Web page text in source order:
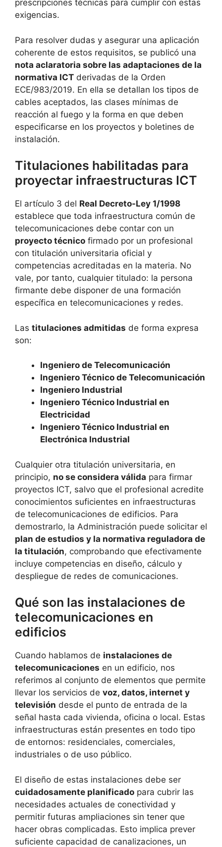
prescripciones técnicas para cumplir con estas
exigencias.
Para resolver dudas y asegurar una aplicación
coherente de estos requisitos, se publicó una
nota aclaratoria sobre las adaptaciones de la
normativa ICT derivadas de la Orden
ECE/983/2019. En ella se detallan los tipos de
cables aceptados, las clases mínimas de
reacción al fuego y la forma en que deben
especificarse en los proyectos y boletines de
instalación.
Titulaciones habilitadas para
proyectar infraestructuras ICT
El artículo 3 del Real Decreto-Ley 1/1998
establece que toda infraestructura común de
telecomunicaciones debe contar con un
proyecto técnico firmado por un profesional
con titulación universitaria oficial y
competencias acreditadas en la materia. No
vale, por tanto, cualquier titulado: la persona
firmante debe disponer de una formación
específica en telecomunicaciones y redes.
Las titulaciones admitidas de forma expresa
son:
Ingeniero de Telecomunicación
Ingeniero Técnico de Telecomunicación
Ingeniero Industrial
Ingeniero Técnico Industrial en
Electricidad
Ingeniero Técnico Industrial en
Electrónica Industrial
Cualquier otra titulación universitaria, en
principio, no se considera válida para firmar
proyectos ICT, salvo que el profesional acredite
conocimientos suficientes en infraestructuras
de telecomunicaciones de edificios. Para
demostrarlo, la Administración puede solicitar el
plan de estudios y la normativa reguladora de
la titulación, comprobando que efectivamente
incluye competencias en diseño, cálculo y
despliegue de redes de comunicaciones.
Qué son las instalaciones de
telecomunicaciones en
edificios
Cuando hablamos de instalaciones de
telecomunicaciones en un edificio, nos
referimos al conjunto de elementos que permite
llevar los servicios de voz, datos, internet y
televisión desde el punto de entrada de la
señal hasta cada vivienda, oficina o local. Estas
infraestructuras están presentes en todo tipo
de entornos: residenciales, comerciales,
industriales o de uso público.
El diseño de estas instalaciones debe ser
cuidadosamente planificado para cubrir las
necesidades actuales de conectividad y
permitir futuras ampliaciones sin tener que
hacer obras complicadas. Esto implica prever
suficiente capacidad de canalizaciones, un